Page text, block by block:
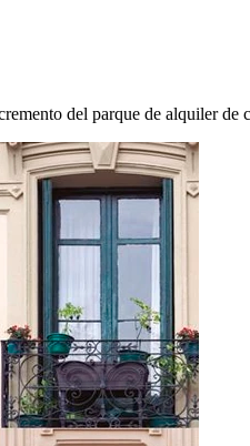
del parque de alquiler de